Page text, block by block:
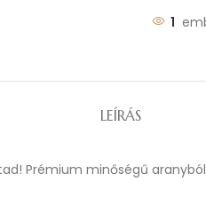
1
LEÍRÁS
Prémium minőségű